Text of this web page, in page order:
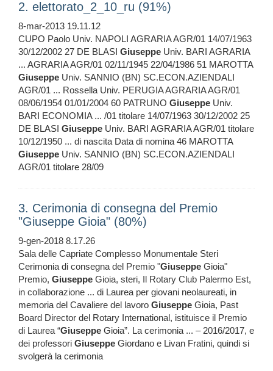
2. elettorato_2_10_ru (91%)
8-mar-2013 19.11.12
CUPO Paolo Univ. NAPOLI AGRARIA AGR/01 14/07/1963
30/12/2002 27 DE BLASI Giuseppe Univ. BARI AGRARIA
... AGRARIA AGR/01 02/11/1945 22/04/1986 51 MAROTTA
Giuseppe Univ. SANNIO (BN) SC.ECON.AZIENDALI
AGR/01 ... Rossella Univ. PERUGIA AGRARIA AGR/01
08/06/1954 01/01/2004 60 PATRUNO Giuseppe Univ.
BARI ECONOMIA ... /01 titolare 14/07/1963 30/12/2002 25
DE BLASI Giuseppe Univ. BARI AGRARIA AGR/01 titolare
10/12/1950 ... di nascita Data di nomina 46 MAROTTA
Giuseppe Univ. SANNIO (BN) SC.ECON.AZIENDALI
AGR/01 titolare 28/09
3. Cerimonia di consegna del Premio
"Giuseppe Gioia" (80%)
9-gen-2018 8.17.26
Sala delle Capriate Complesso Monumentale Steri
Cerimonia di consegna del Premio "Giuseppe Gioia"
Premio, Giuseppe Gioia, steri, Il Rotary Club Palermo Est,
in collaborazione ... di Laurea per giovani neolaureati, in
memoria del Cavaliere del lavoro Giuseppe Gioia, Past
Board Director del Rotary International, istituisce il Premio
di Laurea “Giuseppe Gioia”. La cerimonia ... – 2016/2017, e
dei professori Giuseppe Giordano e Livan Fratini, quindi si
svolgerà la cerimonia